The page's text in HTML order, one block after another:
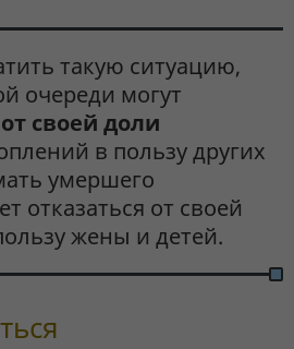
такую ситуацию,
очереди могут
своей доли
в пользу других
умершего
отказаться от своей
жены и детей.